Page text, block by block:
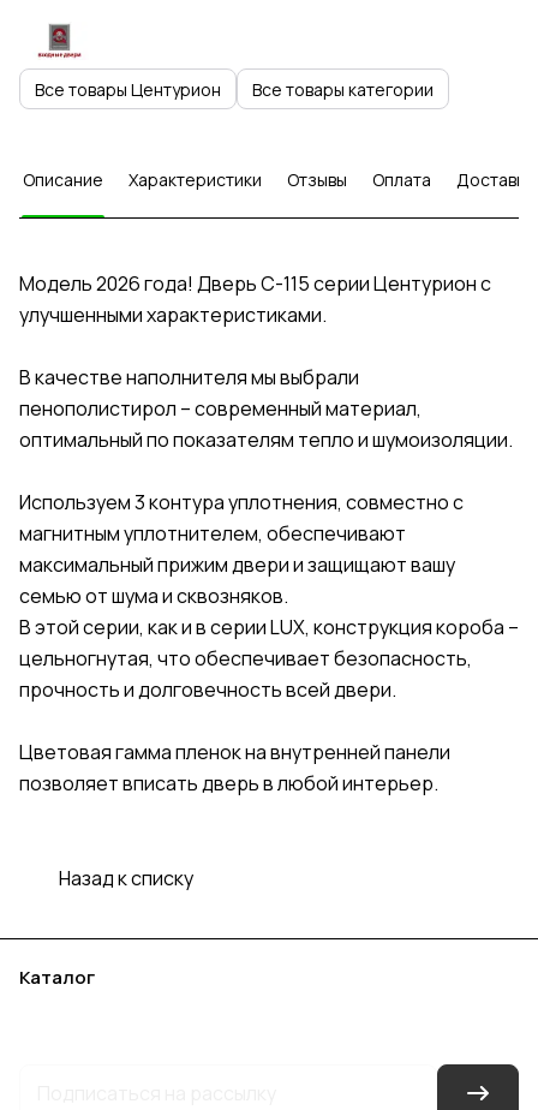
Все товары Центурион Все товары категории
Описание Характеристики Отзывы Оплата Доставка
Модель 2026 года! Дверь C-115 серии Центурион с
улучшенными характеристиками.
В качестве наполнителя мы выбрали
пенополистирол – современный материал,
оптимальный по показателям тепло и шумоизоляции.
Используем 3 контура уплотнения, совместно с
магнитным уплотнителем, обеспечивают
максимальный прижим двери и защищают вашу
семью от шума и сквозняков.
В этой серии, как и в серии LUX, конструкция короба –
цельногнутая, что обеспечивает безопасность,
прочность и долговечность всей двери.
Цветовая гамма пленок на внутренней панели
позволяет вписать дверь в любой интерьер.
Назад к списку
Каталог